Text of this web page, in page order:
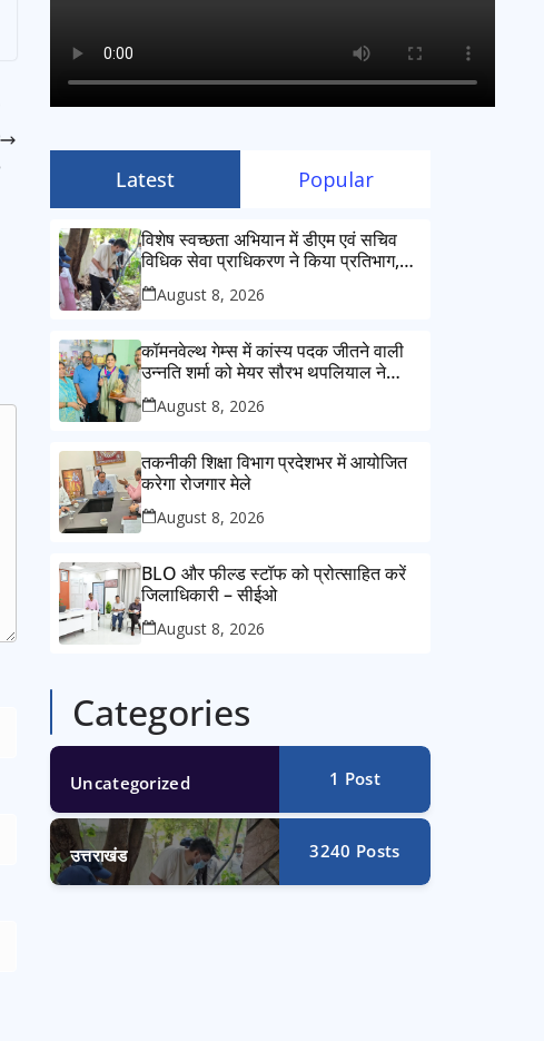
Latest Popular
विशेष स्वच्छता अभियान में डीएम एवं सचिव
विधिक सेवा प्राधिकरण ने किया प्रतिभाग,
100 से अधिक लोग बने इस अभियान का
हिस्सा
August 8, 2026
कॉमनवेल्थ गेम्स में कांस्य पदक जीतने वाली
उन्नति शर्मा को मेयर सौरभ थपलियाल ने
किया सम्मानित
August 8, 2026
तकनीकी शिक्षा विभाग प्रदेशभर में आयोजित
करेगा रोजगार मेले
August 8, 2026
BLO और फील्ड स्टॉफ को प्रोत्साहित करें
जिलाधिकारी – सीईओ
August 8, 2026
Categories
Uncategorized 1 Post
उत्तराखंड 3240 Posts